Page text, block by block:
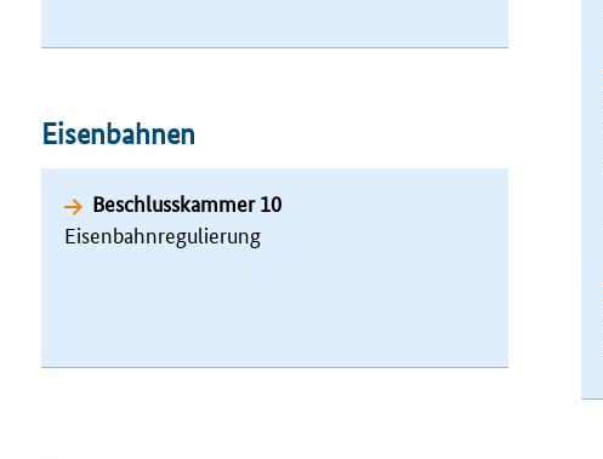
Eisenbahnen
Beschlusskammer 10
Eisenbahnregulierung